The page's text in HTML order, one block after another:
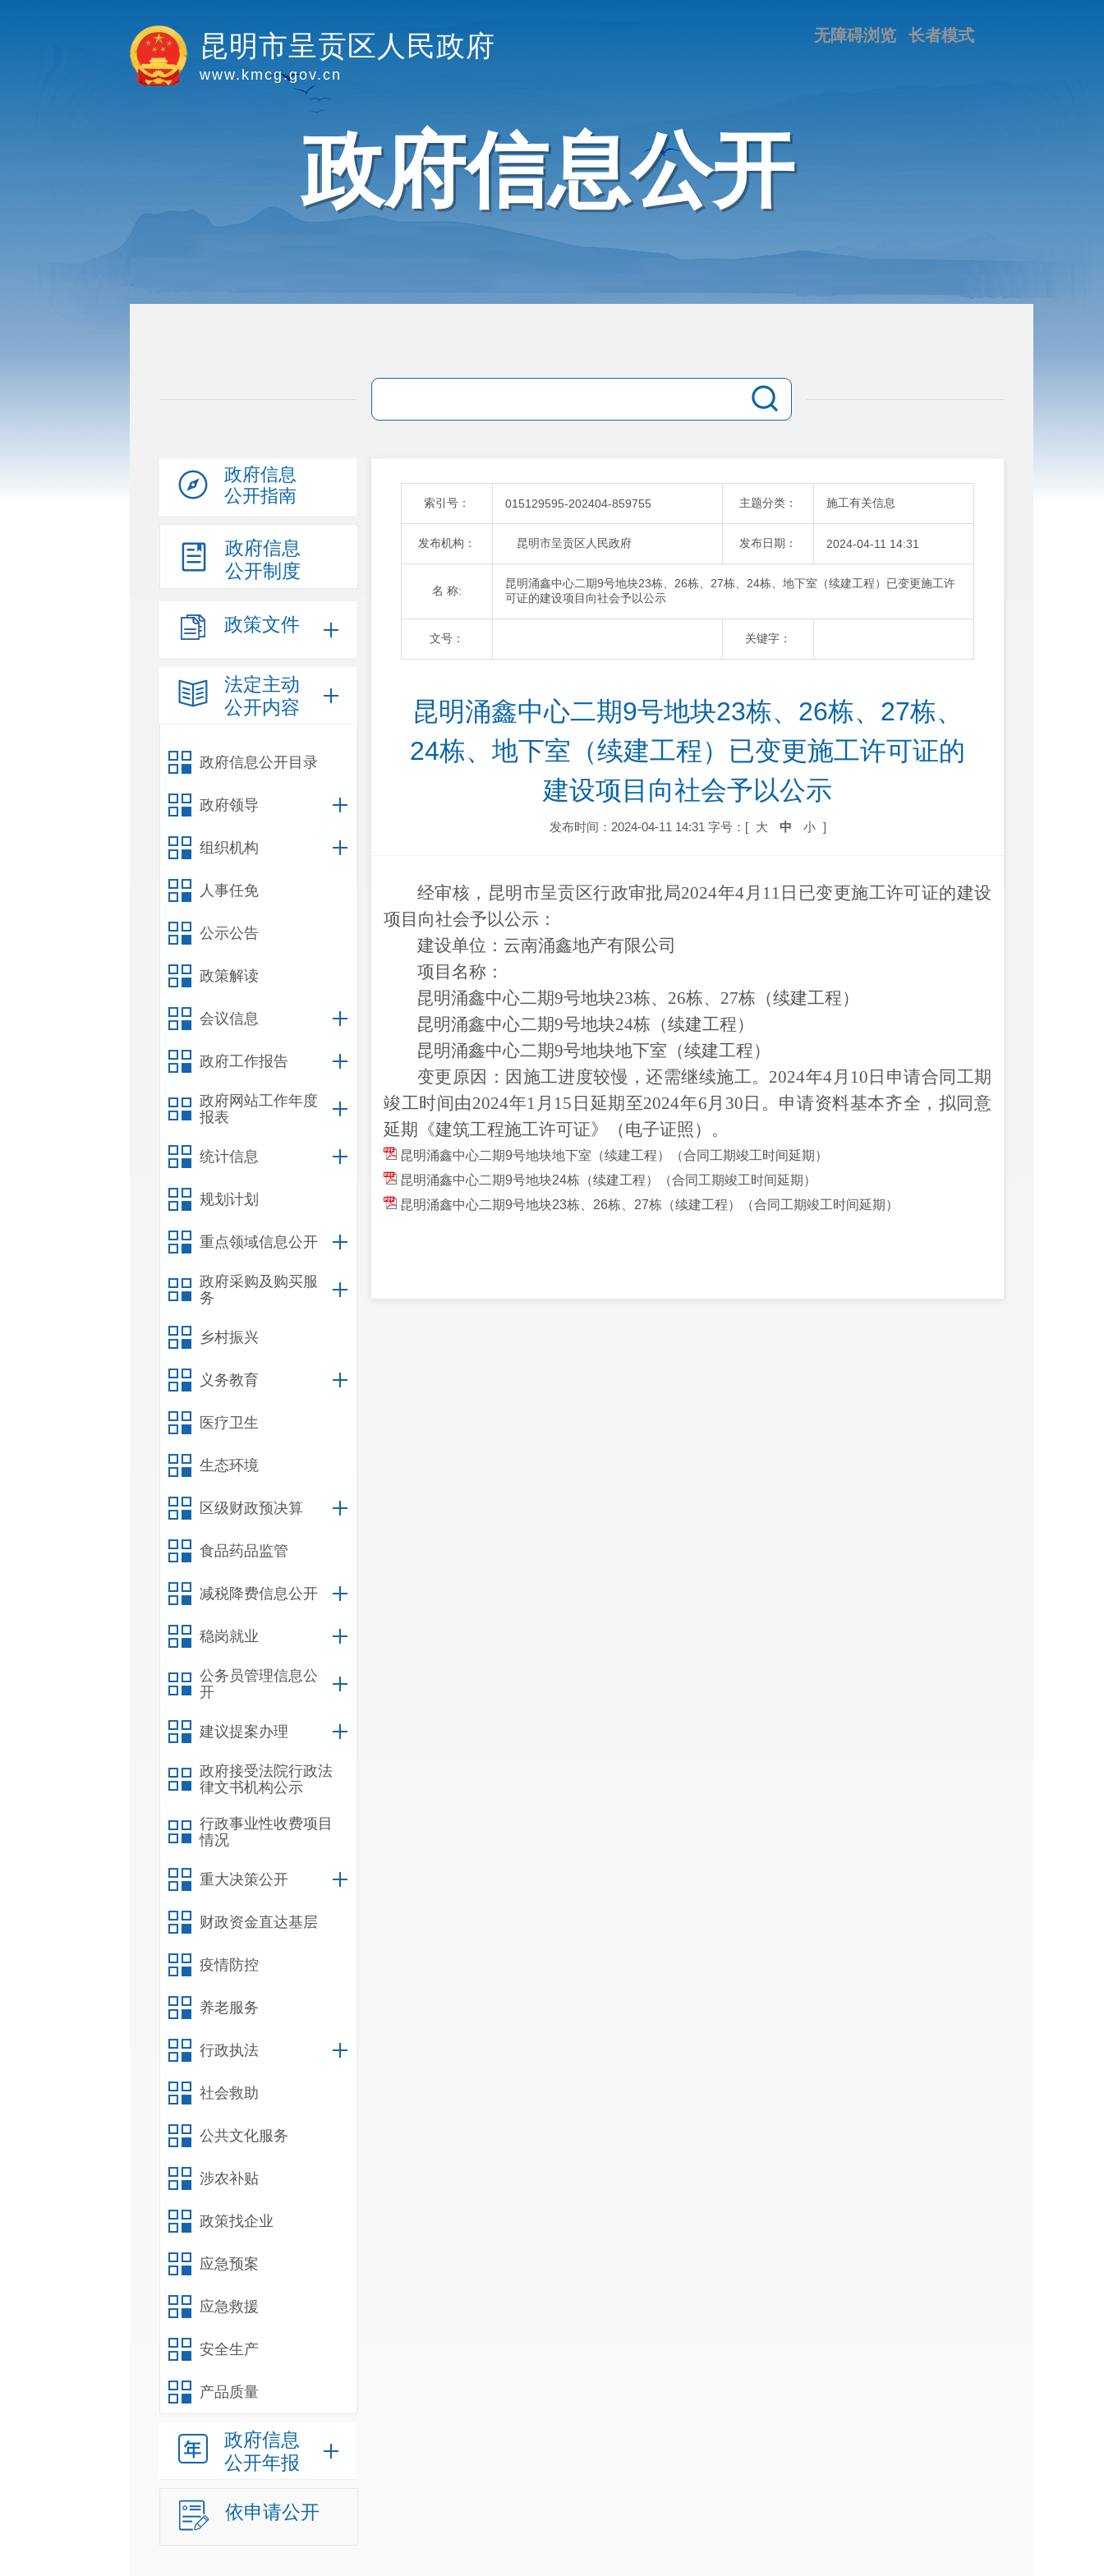
昆明市呈贡区人民政府
www.kmcg.gov.cn
长者模式
无障碍浏览
政府信息公开
政府信息
公开指南
政府信息
公开制度
政策文件
法定主动
公开内容
政府信息公开目录
政府领导
组织机构
人事任免
公示公告
政策解读
会议信息
政府工作报告
政府网站工作年度
报表
统计信息
规划计划
重点领域信息公开
政府采购及购买服
务
乡村振兴
义务教育
医疗卫生
生态环境
区级财政预决算
食品药品监管
减税降费信息公开
稳岗就业
公务员管理信息公
开
建议提案办理
政府接受法院行政法
律文书机构公示
行政事业性收费项目
情况
重大决策公开
财政资金直达基层
疫情防控
养老服务
行政执法
社会救助
公共文化服务
涉农补贴
政策找企业
应急预案
应急救援
安全生产
产品质量
政府信息
公开年报
依申请公开
索引号： 015129595-202404-859755 主题分类： 施工有关信息
发布机构： 昆明市呈贡区人民政府 发布日期： 2024-04-11 14:31
名 称:
昆明涌鑫中心二期9号地块23栋、26栋、27栋、24栋、地下室（续建工程）已变更施工许
可证的建设项目向社会予以公示
文号： 关键字：
昆明涌鑫中心二期9号地块23栋、26栋、27栋、
24栋、地下室（续建工程）已变更施工许可证的
建设项目向社会予以公示
发布时间：2024-04-11 14:31 字号：[ 大 中 小 ]
经审核，昆明市呈贡区行政审批局2024年4月 11日 已变更施工许可证的建设
项目向社会予以公示：
建设单位：云南涌鑫地产有限公司
项目名称：
昆明涌鑫中心二期9号地块23栋、26栋、27栋（续建工程）
昆明涌鑫中心二期9号地块24栋（续建工程）
昆明涌鑫中心二期9号地块地下室（续建工程）
变更原因：因施工进度较慢，还需继续施工。2024年4月10日申请合同工期
竣工时间由2024年1月15日延期至2024年6月30日。申请资料基本齐全，拟同意
延期《建筑工程施工许可证》（电子证照）。
昆明涌鑫中心二期9号地块地下室（续建工程）（合同工期竣工时间延期）
昆明涌鑫中心二期9号地块24栋（续建工程）（合同工期竣工时间延期）
昆明涌鑫中心二期9号地块23栋、26栋、27栋（续建工程）（合同工期竣工时间延期）